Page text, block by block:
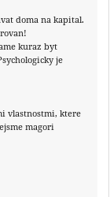
doma na kapital.
kuraz byt
je
vlastnostmi, ktere
magori